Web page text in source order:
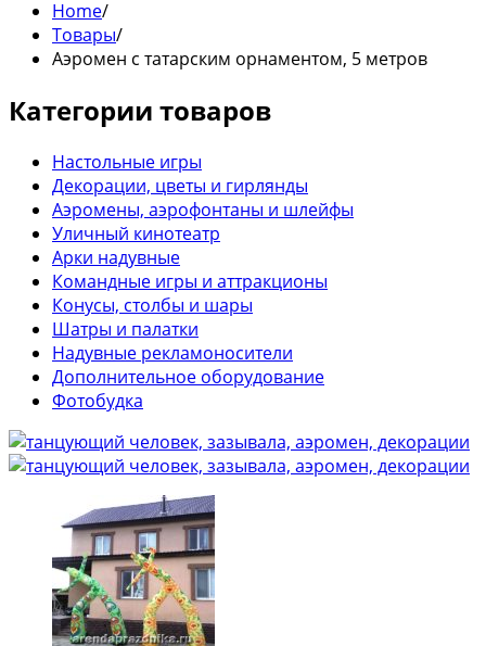
Home/
Товары/
Аэромен с татарским орнаментом, 5 метров
Категории товаров
Настольные игры
Декорации, цветы и гирлянды
Аэромены, аэрофонтаны и шлейфы
Уличный кинотеатр
Арки надувные
Командные игры и аттракционы
Конусы, столбы и шары
Шатры и палатки
Надувные рекламоносители
Дополнительное оборудование
Фотобудка